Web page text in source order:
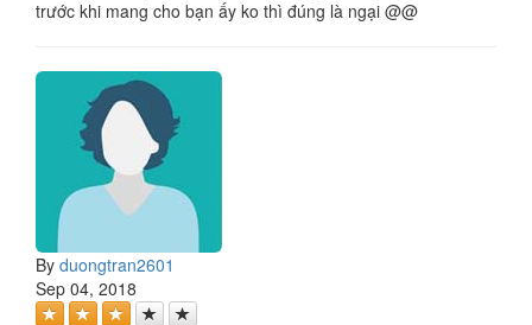
trước khi mang cho bạn ấy ko thì đúng là ngại @@
By duongtran2601
Sep 04, 2018